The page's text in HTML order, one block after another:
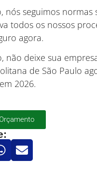
nós seguimos
todos os nossos
agora.
não deixe sua
de São Paulo
em 2026.